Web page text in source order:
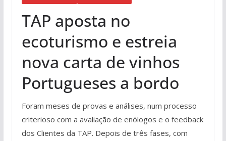
TAP aposta no
ecoturismo e estreia
nova carta de vinhos
Portugueses a bordo
Foram meses de provas e análises, num processo
criterioso com a avaliação de enólogos e o feedback
dos Clientes da TAP. Depois de três fases, com